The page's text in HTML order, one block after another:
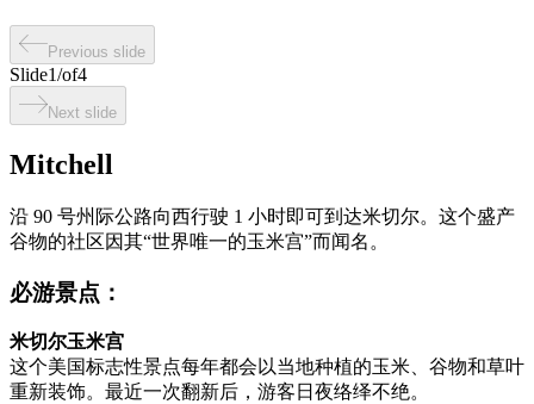
Previous slide
Slide1/of4
Next slide
Mitchell
沿 90 号州际公路向西行驶 1 小时即可到达米切尔。这个盛产
谷物的社区因其“世界唯一的玉米宫”而闻名。
必游景点：
米切尔玉米宫
这个美国标志性景点每年都会以当地种植的玉米、谷物和草叶
重新装饰。最近一次翻新后，游客日夜络绎不绝。